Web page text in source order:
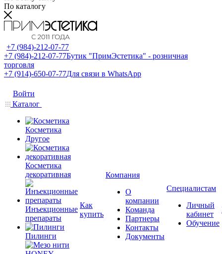
По каталогу
+7 (984)-212-07-77
+7 (984)-212-07-77Бутик "ПримЭстетика" - розничная
торговля
+7 (914)-650-07-77Для связи в WhatsApp
Войти
Каталог
Косметика
Другое
Косметика
декоративная
Инъекционные
препараты
Пилинги
Как
купить
Компания
О
компании
Команда
Партнеры
Контакты
Документы
Специалистам
Личный
кабинет
Обучение